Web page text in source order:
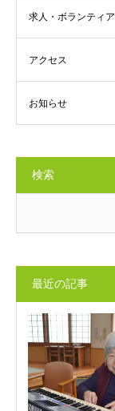
求人・ボランティア
アクセス
お知らせ
検索
最近の記事